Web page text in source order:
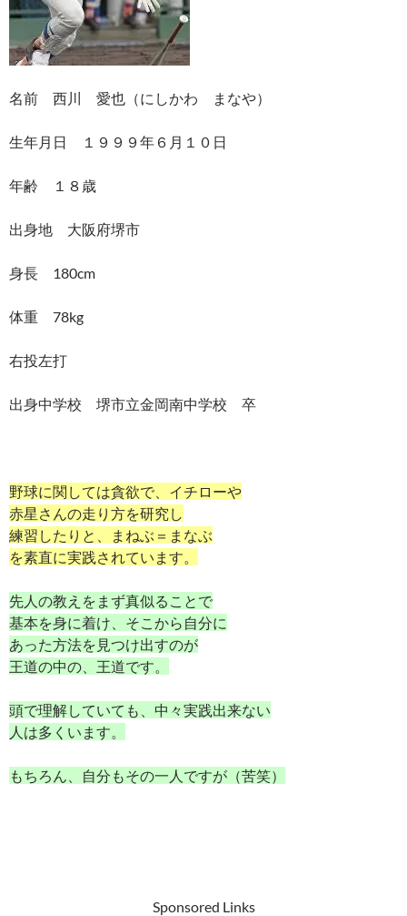
名前 西川 愛也（にしかわ まなや）
生年月日 １９９９年６月１０日
年齢 １８歳
出身地 大阪府堺市
身長 180cm
体重 78kg
右投左打
出身中学校 堺市立金岡南中学校 卒
野球に関しては貪欲で、イチローや
赤星さんの走り方を研究し
練習したりと、まねぶ＝まなぶ
を素直に実践されています。
先人の教えをまず真似ることで
基本を身に着け、そこから自分に
あった方法を見つけ出すのが
王道の中の、王道です。
頭で理解していても、中々実践出来ない
人は多くいます。
もちろん、自分もその一人ですが（苦笑）
Sponsored Links